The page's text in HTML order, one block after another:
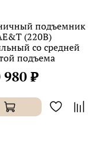
подъемник
(220В)
со средней
подъема
980 ₽